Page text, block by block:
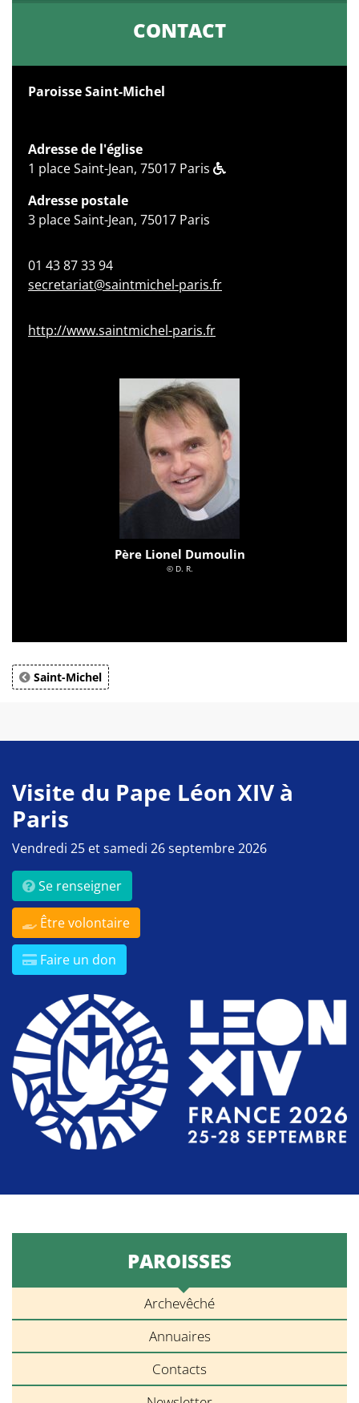
CONTACT
Paroisse Saint-Michel
Adresse de l'église
1 place Saint-Jean, 75017 Paris
Adresse postale
3 place Saint-Jean, 75017 Paris
01 43 87 33 94
secretariat@saintmichel-paris.fr
http://www.saintmichel-paris.fr
Père Lionel Dumoulin
© D. R.
Saint-Michel
Visite du Pape Léon XIV à
Paris
Vendredi 25 et samedi 26 septembre 2026
Se renseigner
Être volontaire
Faire un don
PAROISSES
Archevêché
Annuaires
Contacts